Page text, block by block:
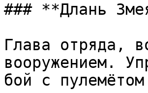
### **Длань
Глава отряда,
вооружением.
бой с